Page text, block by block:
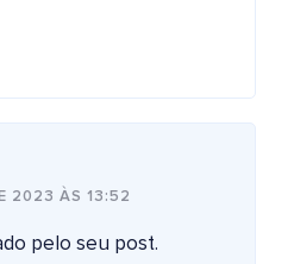
2023 ÀS 13:52
pelo seu post.